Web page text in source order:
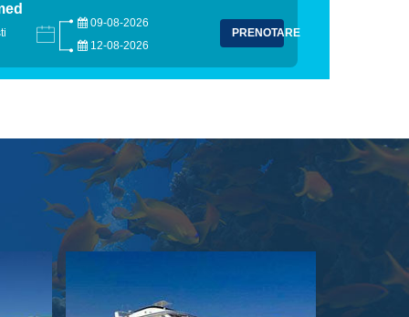
09-08-2026
12-08-2026
PRENOTARE